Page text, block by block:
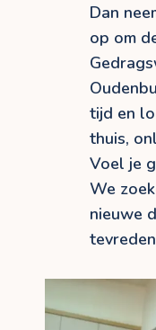
Dan
op om
tijd en
thuis,
Voel je
We
nieuwe